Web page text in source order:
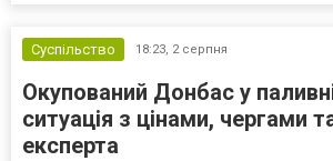
Суспільство 18:23, 2 серпня
Окупований Донбас у
ситуація з цінами, чергами
експерта